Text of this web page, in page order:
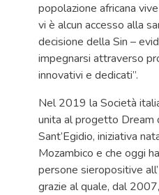
popolazione africana
vi è alcun accesso alla
decisione della Sin –
impegnarsi attraverso
innovativi e dedicati”.
Nel 2019 la Società
unita al progetto Dream
Sant’Egidio, iniziativa
Mozambico e che oggi
persone sieropositive
grazie al quale, dal